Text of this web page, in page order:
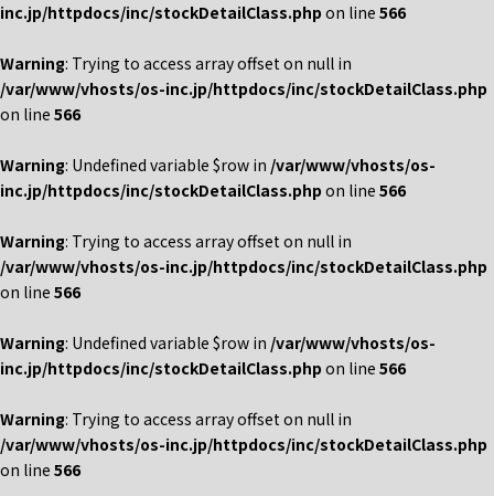
inc.jp/httpdocs/inc/stockDetailClass.php on line 566
Warning: Trying to access array offset on null in
/var/www/vhosts/os-inc.jp/httpdocs/inc/stockDetailClass.php
on line 566
Warning: Undefined variable $row in /var/www/vhosts/os-
inc.jp/httpdocs/inc/stockDetailClass.php on line 566
Warning: Trying to access array offset on null in
/var/www/vhosts/os-inc.jp/httpdocs/inc/stockDetailClass.php
on line 566
Warning: Undefined variable $row in /var/www/vhosts/os-
inc.jp/httpdocs/inc/stockDetailClass.php on line 566
Warning: Trying to access array offset on null in
/var/www/vhosts/os-inc.jp/httpdocs/inc/stockDetailClass.php
on line 566